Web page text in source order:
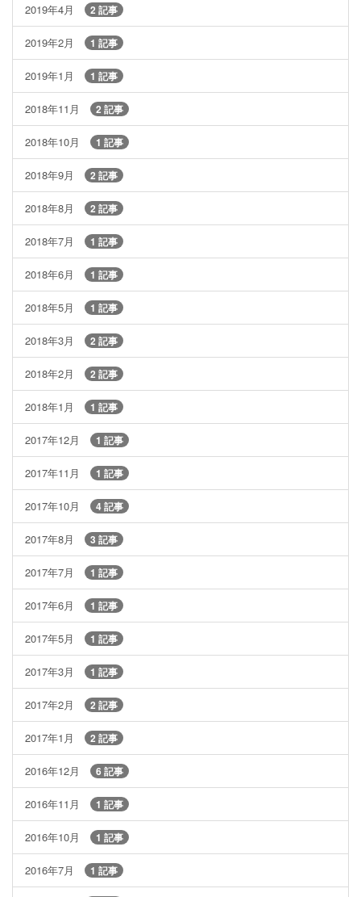
2019年4月 2 記事
2019年2月 1 記事
2019年1月 1 記事
2018年11月 2 記事
2018年10月 1 記事
2018年9月 2 記事
2018年8月 2 記事
2018年7月 1 記事
2018年6月 1 記事
2018年5月 1 記事
2018年3月 2 記事
2018年2月 2 記事
2018年1月 1 記事
2017年12月 1 記事
2017年11月 1 記事
2017年10月 4 記事
2017年8月 3 記事
2017年7月 1 記事
2017年6月 1 記事
2017年5月 1 記事
2017年3月 1 記事
2017年2月 2 記事
2017年1月 2 記事
2016年12月 6 記事
2016年11月 1 記事
2016年10月 1 記事
2016年7月 1 記事